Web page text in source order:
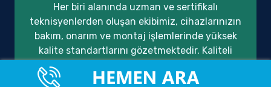
Her biri alanında uzman ve sertifikalı
teknisyenlerden oluşan ekibimiz, cihazlarınızın
bakım, onarım ve montaj işlemlerinde yüksek
kalite standartlarını gözetmektedir. Kaliteli
hizmet anlayışımızı, müşteri memnuniyeti ve
güven temeli üzerine inşa ederek, yıllardır